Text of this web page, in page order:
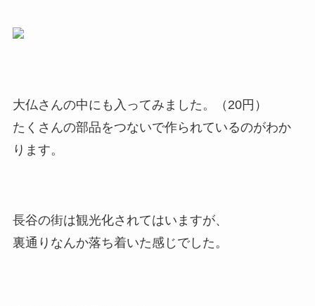
大仏さんの中にも入ってみました。（20円）
たくさんの部品をつないで作られているのがわか
ります。
長谷の街は観光化されてはいますが、
裏通りなんか落ち着いた感じでした。